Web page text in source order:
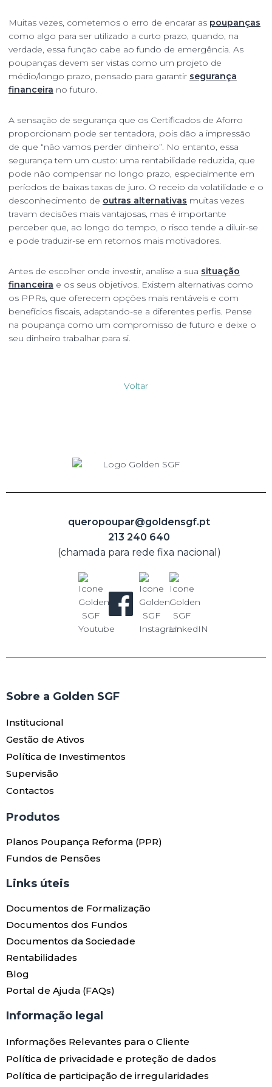
Muitas vezes, cometemos o erro de encarar as poupanças
como algo para ser utilizado a curto prazo, quando, na
verdade, essa função cabe ao fundo de emergência. As
poupanças devem ser vistas como um projeto de
médio/longo prazo, pensado para garantir segurança
financeira no futuro.
A sensação de segurança que os Certificados de Aforro
proporcionam pode ser tentadora, pois dão a impressão
de que “não vamos perder dinheiro”. No entanto, essa
segurança tem um custo: uma rentabilidade reduzida, que
pode não compensar no longo prazo, especialmente em
períodos de baixas taxas de juro. O receio da volatilidade e o
desconhecimento de outras alternativas muitas vezes
travam decisões mais vantajosas, mas é importante
perceber que, ao longo do tempo, o risco tende a diluir-se
e pode traduzir-se em retornos mais motivadores.
Antes de escolher onde investir, analise a sua situação
financeira e os seus objetivos. Existem alternativas como
os PPRs, que oferecem opções mais rentáveis e com
benefícios fiscais, adaptando-se a diferentes perfis. Pense
na poupança como um compromisso de futuro e deixe o
seu dinheiro trabalhar para si.
Voltar
queropoupar@goldensgf.pt
213 240 640
(chamada para rede fixa nacional)
Sobre a Golden SGF
Institucional
Gestão de Ativos
Política de Investimentos
Supervisão
Contactos
Produtos​
Planos Poupança Reforma (PPR)
Fundos de Pensões
Links úteis​
Documentos de Formalização
Documentos dos Fundos
Documentos da Sociedade
Rentabilidades
Blog
Portal de Ajuda (FAQs)
Informação legal
Informações Relevantes para o Cliente
Política de privacidade e proteção de dados
Política de participação de irregularidades